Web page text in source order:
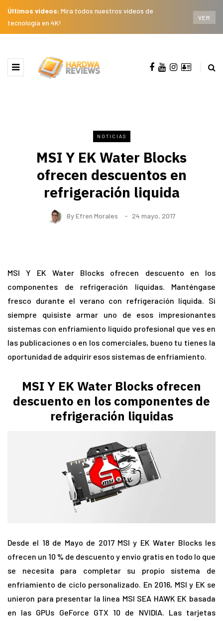
Últimos videos: Mira todos nuestros videos de
tecnología en 4K!
VER
NOTICIAS
MSI Y EK Water Blocks
ofrecen descuentos en
refrigeración liquida
ByEfren Morales 24 mayo, 2017
MSI Y EK Water Blocks ofrecen descuento en los
componentes de refrigeración líquidas. Manténgase
fresco durante el verano con refrigeración líquida. Si
siempre quisiste armar uno de esos impresionantes
sistemas con enfriamiento liquido profesional que ves en
las publicaciones o en los comerciales, bueno tu tienes la
oportunidad de adquirir esos sistemas de enfriamiento.
MSI Y EK Water Blocks ofrecen
descuento en los componentes de
refrigeración liquidas
Desde el 18 de Mayo de 2017 MSI y EK Water Blocks les
ofrecen un 10 % de descuento y envío gratis en todo lo que
se necesita para completar su propio sistema de
enfriamiento de ciclo personalizado. En 2016, MSI y EK se
unieron para presentar la línea MSI SEA HAWK EK basada
en las GPUs GeForce GTX 10 de NVIDIA. Las tarjetas